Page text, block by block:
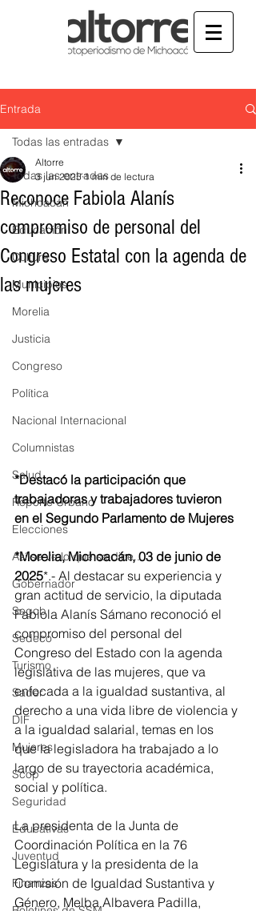
Entrada
Todas las entradas
Michoacán
Educación
Cultura
Municipios
Morelia
Justicia
Congreso
Política
Nacional Internacional
Columnistas
Salud
Reporte Urbano
Elecciones
Así se ve lo que se dice...
Gobernador
Segob
Sedeco
Turismo
Sader
DIF
Mujeres
Scop
Seguridad
Educativas
Juventud
Finanzas
Todas las entradas
Reconoce Fabiola Alanís
compromiso de personal del
Congreso Estatal con la agenda de
las mujeres
Altorre
3 jun 2025 1 min de lectura
*Destacó la participación que
trabajadoras y trabajadores tuvieron
en el Segundo Parlamento de Mujeres
*Morelia, Michoacán, 03 de junio de
2025*.- Al destacar su experiencia y
gran actitud de servicio, la diputada
Fabiola Alanís Sámano reconoció el
compromiso del personal del
Congreso del Estado con la agenda
legislativa de las mujeres, que va
enfocada a la igualdad sustantiva, al
derecho a una vida libre de violencia y
a la igualdad salarial, temas en los
que la legisladora ha trabajado a lo
largo de su trayectoria académica,
social y política.
La presidenta de la Junta de
Coordinación Política en la 76
Legislatura y la presidenta de la
Comisión de Igualdad Sustantiva y
Género, Melba Albavera Padilla,